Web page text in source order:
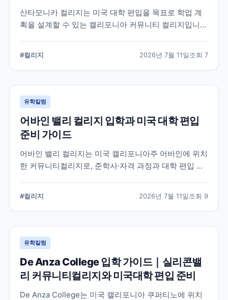
산타모니카 컬리지는 미국 대학 편입을 목표로 학업 계
획을 설계할 수 있는 캘리포니아 커뮤니티 컬리지입니
#컬리지 2026년 7월 11일조회 7
유학칼럼
어바인 밸리 컬리지 입학과 미국 대학 편입
준비 가이드
어바인 밸리 컬리지는 미국 캘리포니아주 어바인에 위치
한 커뮤니티컬리지로, 준학사·자격 과정과 대학 편입 준
#컬리지 2026년 7월 11일조회 9
유학칼럼
De Anza College 입학 가이드｜실리콘밸
리 커뮤니티컬리지와 미국대학 편입 준비
De Anza College는 미국 캘리포니아 쿠퍼티노에 위치